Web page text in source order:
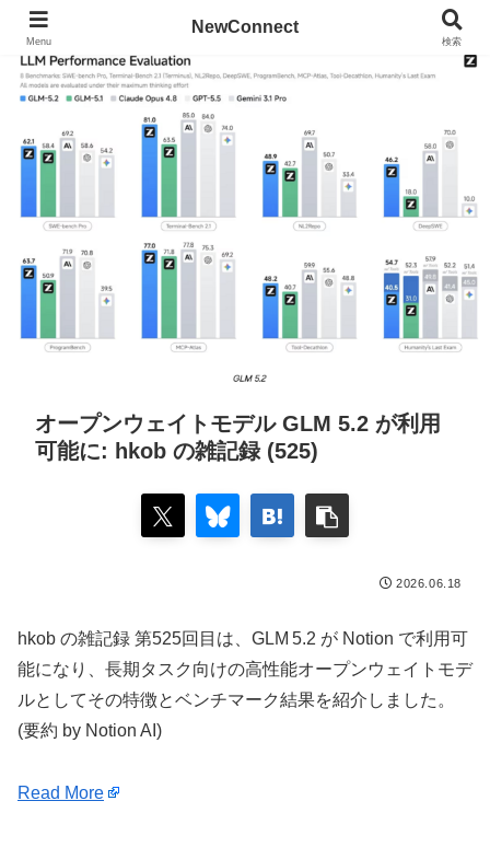
オープンウェイトモデル GLM 5.2 が利用
可能に: hkob の雑記録 (525)
2026.06.18
hkob の雑記録 第525回目は、GLM 5.2 が Notion で利用可
能になり、長期タスク向けの高性能オープンウェイトモデ
ルとしてその特徴とベンチマーク結果を紹介しました。
(要約 by Notion AI)
Read More
Menu
NewConnect
検索